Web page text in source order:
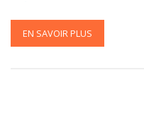
EN SAVOIR PLUS